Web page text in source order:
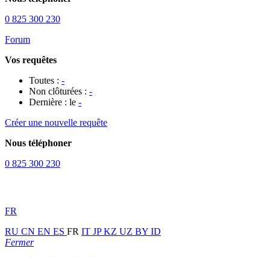
0 825 300 230
Forum
Vos requêtes
Toutes : -
Non clôturées : -
Dernière : le -
Créer une nouvelle requête
Nous téléphoner
0 825 300 230
FR
RU CN EN ES FR IT JPKZ UZ BY ID
Fermer